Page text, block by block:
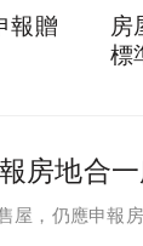
報贈
房
標
房地合
屋，仍應申報